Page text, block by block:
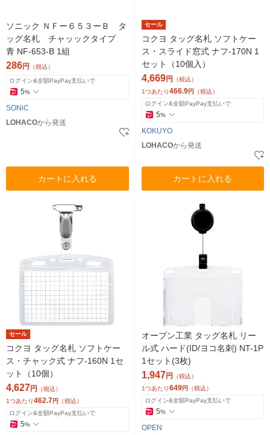
ソニック ＮＦー６５３ーＢ タ
ッグ名札 チャッックタイプ
青 NF-653-B 1組
286円 （税込）
ログイン&全額PayPay支払いで
5%
SONiC
LOHACOから発送
カートに入れる
セール
コクヨ タッグ名札 ソフトケー
ス・スライド窓式 ナフ-170N 1
セット（10個入）
4,669円
（税込）
1つあたり466.9円 （税込）
ログイン&全額PayPay支払いで
5%
KOKUYO
LOHACOから発送
カートに入れる
セール
コクヨ タッグ名札 ソフトケー
ス・チャック式 ナフ-160N 1セ
ット（10個）
4,627円 （税込）
1つあたり462.7円 （税込）
ログイン&全額PayPay支払いで
5%
オープン工業 タッグ名札 リー
ル式 ハード(ID/ヨコ名刺) NT-1P
1セット(3枚)
1,947円 （税込）
1つあたり649円 （税込）
ログイン&全額PayPay支払いで
5%
OPEN